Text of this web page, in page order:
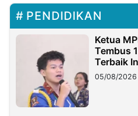
PENDIDIKAN
Ketua
Tembus
Terbaik
05/08/2026